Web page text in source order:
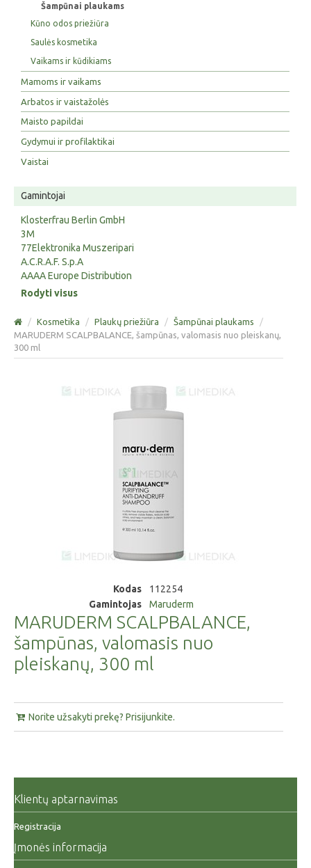
Šampūnai plaukams
Kūno odos priežiūra
Saulės kosmetika
Vaikams ir kūdikiams
Mamoms ir vaikams
Arbatos ir vaistažolės
Maisto papildai
Gydymui ir profilaktikai
Vaistai
Gamintojai
Klosterfrau Berlin GmbH
3M
77Elektronika Muszeripari
A.C.R.A.F. S.p.A
AAAA Europe Distribution
Rodyti visus
/ Kosmetika / Plaukų priežiūra / Šampūnai plaukams
/
MARUDERM SCALPBALANCE, šampūnas, valomasis nuo pleiskanų,
300 ml
Kodas
112254
Gamintojas
Maruderm
MARUDERM SCALPBALANCE,
šampūnas, valomasis nuo
pleiskanų, 300 ml
Norite užsakyti prekę? Prisijunkite.
Klientų aptarnavimas
Registracija
Įmonės informacija